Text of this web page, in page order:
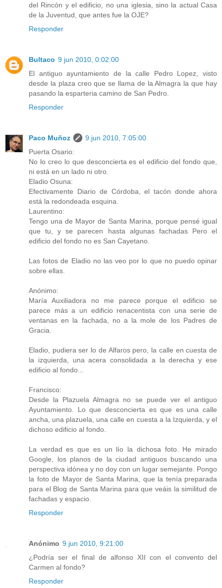
del Rincón y el edificio, no una iglesia, sino la actual Casa
de la Juventud, que antes fue la OJE?
Responder
Bultaco 9 jun 2010, 0:02:00
El antiguo ayuntamiento de la calle Pedro Lopez, visto
desde la plaza creo que se llama de la Almagra la que hay
pasando la esparteria camino de San Pedro.
Responder
Paco Muñoz
9 jun 2010, 7:05:00
Puerta Osario:
No lo creo lo que desconcierta es el edificio del fondo que,
ni está en un lado ni otro.
Eladio Osuna:
Efectivamente Diario de Córdoba, el tacón donde ahora
está la redondeada esquina.
Laurentino:
Tengo una de Mayor de Santa Marina, porque pensé igual
que tu, y se parecen hasta algunas fachadas Pero el
edificio del fondo no es San Cayetano.
Las fotos de Eladio no las veo por lo que no puedo opinar
sobre ellas.
Anónimo:
María Auxiliadora no me parece porque el edificio se
parece más a un edificio renacentista con una serie de
ventanas en la fachada, no a la mole de los Padres de
Gracia.
Eladio, pudiera ser lo de Alfaros pero, la calle en cuesta de
la izquierda, una acera consolidada a la derecha y ese
edificio al fondo...
Francisco:
Desde la Plazuela Almagra no se puede ver el antiguo
Ayuntamiento. Lo que desconcierta es que es una calle
ancha, una plazuela, una calle en cuesta a la Izquierda, y el
dichoso edificio al fondo.
La verdad es que es un lío la dichosa foto. He mirado
Google, los planos de la ciudad antiguos buscando una
perspectiva idónea y no doy con un lugar semejante. Pongo
la foto de Mayor de Santa Marina, que la tenía preparada
para el Blog de Santa Marina para que veáis la similitud de
fachadas y espacio.
Responder
Anónimo 9 jun 2010, 9:21:00
¿Podría ser el final de alfonso XII con el convento del
Carmen al fondo?
Responder